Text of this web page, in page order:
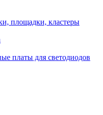
площадки, кластеры
платы для светодиодов